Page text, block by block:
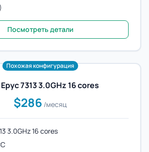
Посмотреть детали
Похожая конфигурация
7313 3.0GHz 16 cores
$286 /месяц
3.0GHz 16 cores